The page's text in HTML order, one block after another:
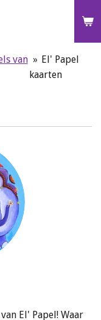
van » El' Papel
kaarten
El' Papel! Waar